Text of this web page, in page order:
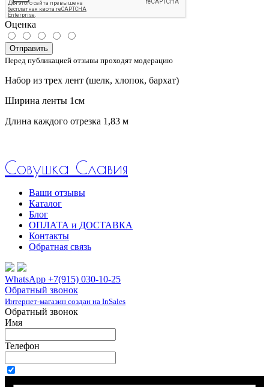
Оценка
Отправить
Перед публикацией отзывы проходят модерацию
Набор из трех лент (шелк, хлопок, бархат)
Ширина ленты 1см
Длина каждого отрезка 1,83 м
Совушка Славия
Ваши отзывы
Каталог
Блог
ОПЛАТА и ДОСТАВКА
Контакты
Обратная связь
WhatsApp +7(915) 030-10-25
Обратный звонок
Интернет-магазин создан на InSales
Обратный звонок
Имя
Телефон